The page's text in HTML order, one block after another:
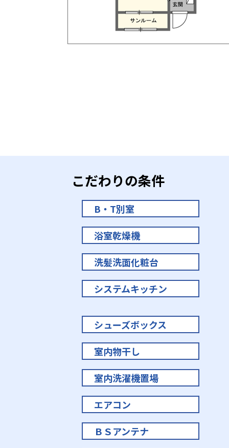
こだわりの条件
B・T別室
浴室乾燥機
洗髪洗面化粧台
システムキッチン
シューズボックス
室内物干し
室内洗濯機置場
エアコン
ＢＳアンテナ